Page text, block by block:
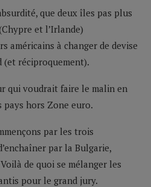
que deux îles pas plus
et l’Irlande)
américains à changer de devise
(et réciproquement).
qui voudrait faire le malin en
pays hors Zone euro.
par les trois
par la Bulgarie,
de quoi se mélanger les
pour le grand jury.